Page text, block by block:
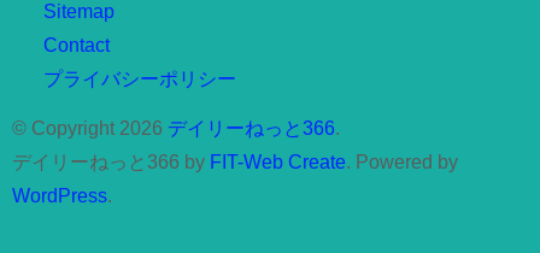
Sitemap
Contact
プライバシーポリシー
© Copyright 2026 デイリーねっと366.
デイリーねっと366 by FIT-Web Create. Powered by
WordPress.